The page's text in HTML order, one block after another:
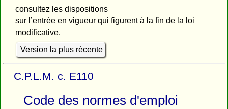
consultez les dispositions
sur l’entrée en vigueur qui figurent à la fin de la loi
modificative.
Version la plus récente
C.P.L.M. c. E110
Code des normes d'emploi